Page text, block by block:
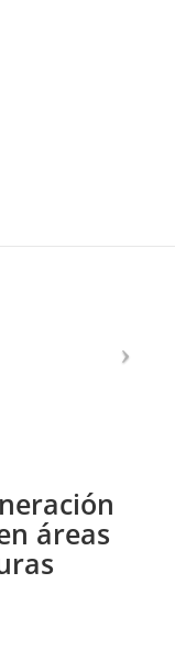
áreas